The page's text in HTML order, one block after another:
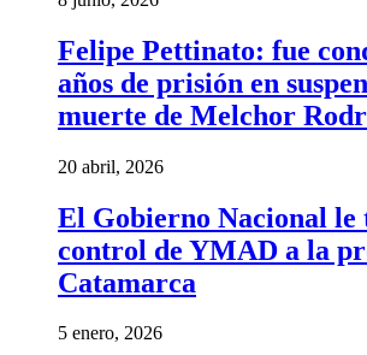
Felipe Pettinato: fue
años de prisión en
muerte de Melchor
20 abril, 2026
El Gobierno Nacional
control de YMAD a la
Catamarca
5 enero, 2026